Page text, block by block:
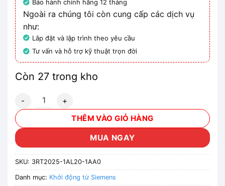
Bảo hành chính hãng 12 tháng
Ngoài ra chúng tôi còn cung cấp các dịch vụ
như:
Lắp đặt và lập trình theo yêu cầu
Tư vấn và hỗ trợ kỹ thuật trọn đời
Còn 27 trong kho
3RT2025-1AL20-1AA0 - Contactor Siemens số lượng
THÊM VÀO GIỎ HÀNG
MUA NGAY
SKU: 3RT2025-1AL20-1AA0
Danh mục: Khởi động từ Siemens